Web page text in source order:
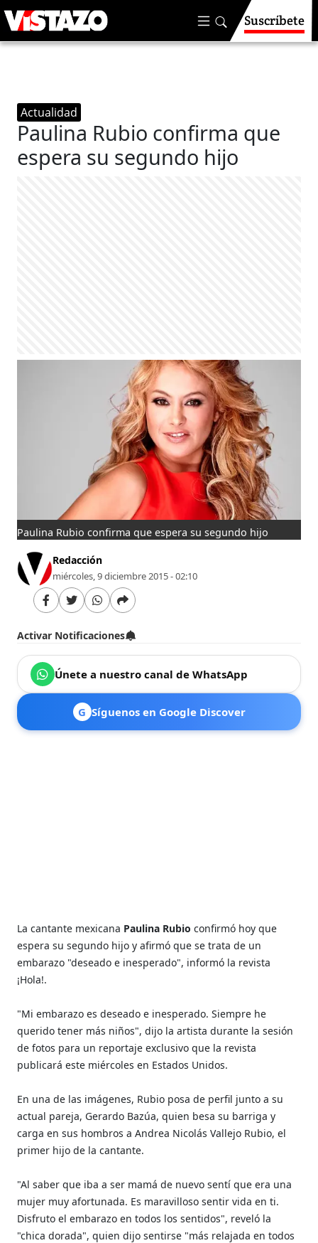
Suscríbete
Actualidad
Paulina Rubio confirma que
espera su segundo hijo
Paulina Rubio confirma que espera su segundo hijo
Redacción
miércoles, 9 diciembre 2015 - 02:10
Activar Notificaciones
Únete a nuestro canal de WhatsApp
G Síguenos en Google Discover
La cantante mexicana Paulina Rubioconfirmó hoy que
espera su segundo hijo y afirmó que se trata de un
embarazo "deseado e inesperado", informó la revista
¡Hola!.
"Mi embarazo es deseado e inesperado. Siempre he
querido tener más niños", dijo la artista durante la sesión
de fotos para un reportaje exclusivo que la revista
publicará este miércoles en Estados Unidos.
En una de las imágenes, Rubio posa de perfil junto a su
actual pareja, Gerardo Bazúa, quien besa su barriga y
carga en sus hombros a Andrea Nicolás Vallejo Rubio, el
primer hijo de la cantante.
"Al saber que iba a ser mamá de nuevo sentí que era una
mujer muy afortunada. Es maravilloso sentir vida en ti.
Disfruto el embarazo en todos los sentidos", reveló la
"chica dorada", quien dijo sentirse "más relajada en todos